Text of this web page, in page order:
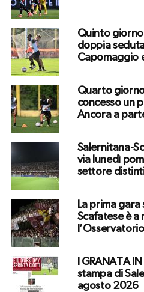
Quinto
doppia
Capomaggio
Quarto
concesso un
Ancora a
Salernitana-
via lunedì
settore
La prima
Scafatese è a
I GRANATA
stampa di
agosto 2026